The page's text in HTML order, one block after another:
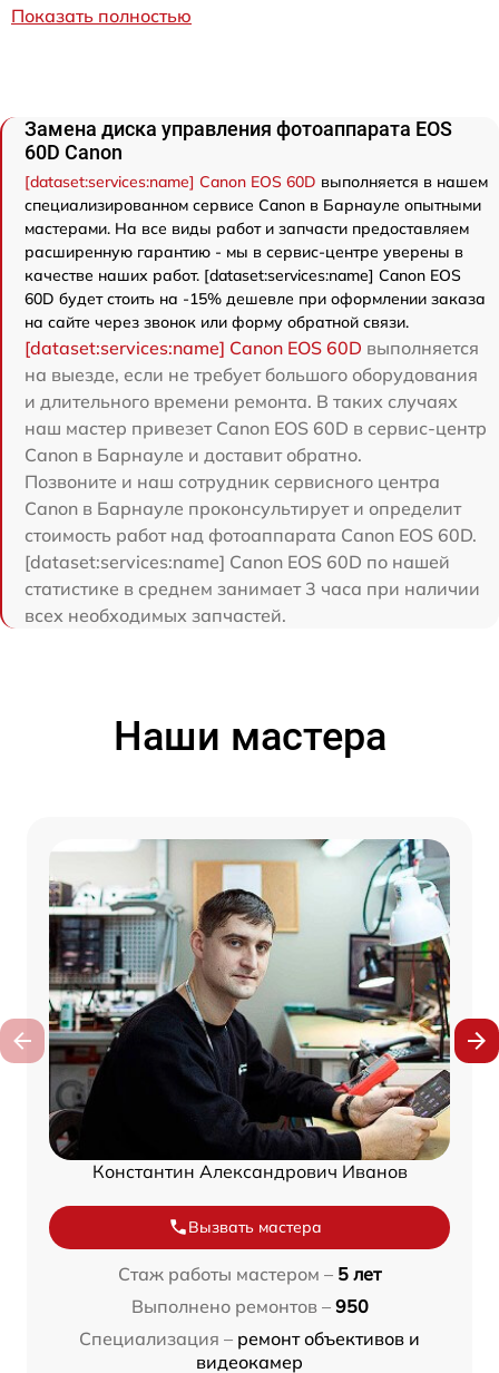
Показать полностью
Замена диска управления фотоаппарата EOS
60D Canon
[dataset:services:name] Canon EOS 60D выполняется в нашем
специализированном сервисе Canon в Барнауле опытными
мастерами. На все виды работ и запчасти предоставляем
расширенную гарантию - мы в сервис-центре уверены в
качестве наших работ. [dataset:services:name] Canon EOS
60D будет стоить на -15% дешевле при оформлении заказа
на сайте через звонок или форму обратной связи.
[dataset:services:name] Canon EOS 60D выполняется
на выезде, если не требует большого оборудования
и длительного времени ремонта. В таких случаях
наш мастер привезет Canon EOS 60D в сервис-центр
Canon в Барнауле и доставит обратно.
Позвоните и наш сотрудник сервисного центра
Canon в Барнауле проконсультирует и определит
стоимость работ над фотоаппарата Canon EOS 60D.
[dataset:services:name] Canon EOS 60D по нашей
статистике в среднем занимает 3 часа при наличии
всех необходимых запчастей.
Наши мастера
Константин Александрович Иванов
Вызвать мастера
Стаж работы мастером – 5 лет
Выполнено ремонтов – 950
Специализация – ремонт объективов и
видеокамер